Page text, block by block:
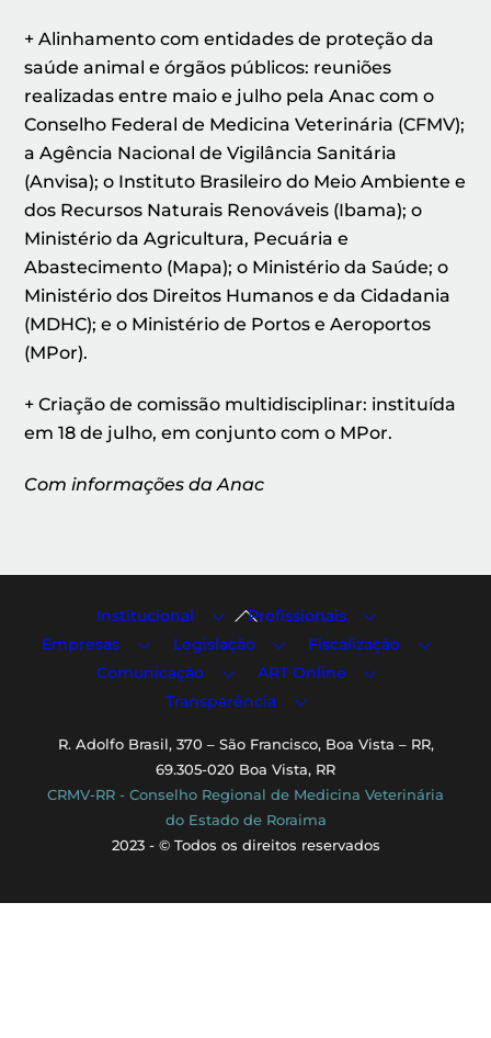
+ Alinhamento com entidades de proteção da
saúde animal e órgãos públicos: reuniões
realizadas entre maio e julho pela Anac com o
Conselho Federal de Medicina Veterinária (CFMV);
a Agência Nacional de Vigilância Sanitária
(Anvisa); o Instituto Brasileiro do Meio Ambiente e
dos Recursos Naturais Renováveis (Ibama); o
Ministério da Agricultura, Pecuária e
Abastecimento (Mapa); o Ministério da Saúde; o
Ministério dos Direitos Humanos e da Cidadania
(MDHC); e o Ministério de Portos e Aeroportos
(MPor).
+ Criação de comissão multidisciplinar: instituída
em 18 de julho, em conjunto com o MPor.
Com informações da Anac
Back
To
Top
Institucional
Profissionais
Empresas
Legislação
Fiscalização
Comunicação
ART Online
Transparência
R. Adolfo Brasil, 370 – São Francisco, Boa Vista – RR,
69.305-020 Boa Vista, RR
CRMV-RR - Conselho Regional de Medicina Veterinária
do Estado de Roraima
2023 - © Todos os direitos reservados